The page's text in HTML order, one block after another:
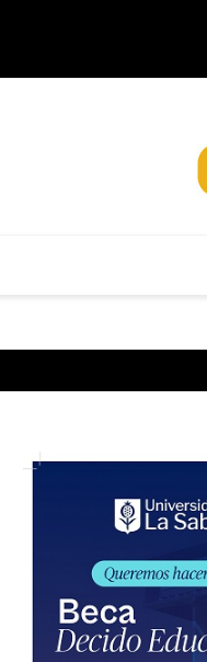
Cierra la segunda